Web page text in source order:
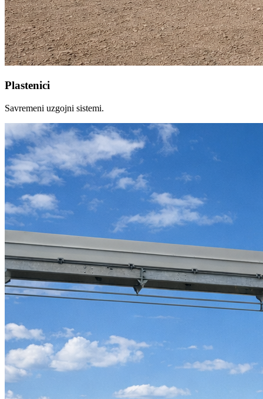
Plastenici
Savremeni uzgojni sistemi.